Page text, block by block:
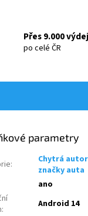
Přes 9.000
po celé ČR
parametry
:
Chytrá
značky auta
ano
:
Android 14